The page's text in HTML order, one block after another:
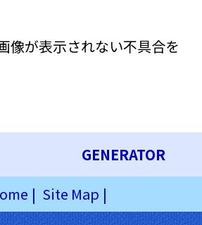
像が表示されない不具合を
GENERATOR
| Site Map |